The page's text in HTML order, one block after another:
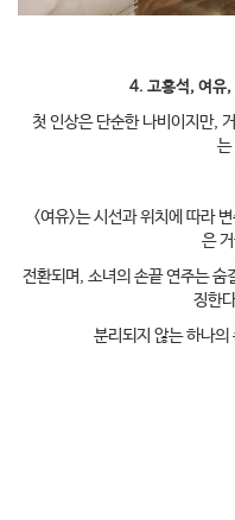
4. 고홍석, 여유
첫 인상은 단순한 나비이지만,
는
<여유>는 시선과 위치에 따라
은
전환되며, 소녀의 손끝 연주는 숨
징한
분리되지 않는 하나